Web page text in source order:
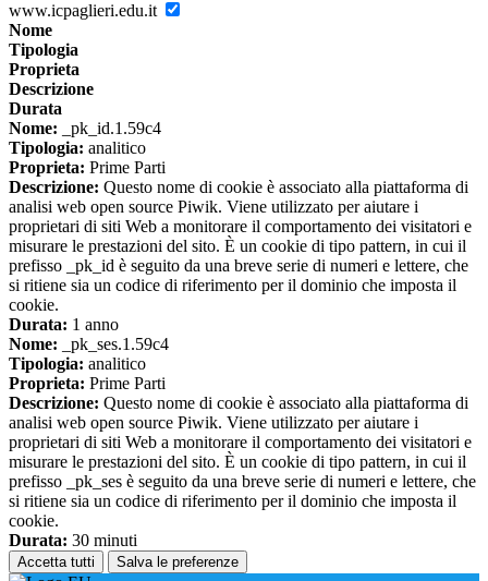
www.icpaglieri.edu.it
Nome
Tipologia
Proprieta
Descrizione
Durata
Nome: _pk_id.1.59c4
Tipologia: analitico
Proprieta: Prime Parti
Descrizione: Questo nome di cookie è associato alla piattaforma di
analisi web open source Piwik. Viene utilizzato per aiutare i
proprietari di siti Web a monitorare il comportamento dei visitatori e
misurare le prestazioni del sito. È un cookie di tipo pattern, in cui il
prefisso _pk_id è seguito da una breve serie di numeri e lettere, che
si ritiene sia un codice di riferimento per il dominio che imposta il
cookie.
Durata: 1 anno
Nome: _pk_ses.1.59c4
Tipologia: analitico
Proprieta: Prime Parti
Descrizione: Questo nome di cookie è associato alla piattaforma di
analisi web open source Piwik. Viene utilizzato per aiutare i
proprietari di siti Web a monitorare il comportamento dei visitatori e
misurare le prestazioni del sito. È un cookie di tipo pattern, in cui il
prefisso _pk_ses è seguito da una breve serie di numeri e lettere, che
si ritiene sia un codice di riferimento per il dominio che imposta il
cookie.
Durata: 30 minuti
Accetta tutti Salva le preferenze